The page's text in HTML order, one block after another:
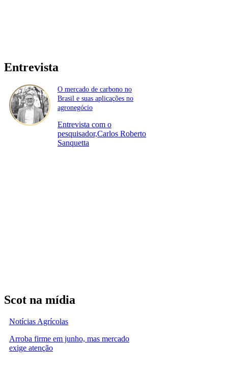
Entrevista
O mercado de carbono no
Brasil e suas aplicações no
agronegócio
Entrevista com o
pesquisador,Carlos Roberto
Sanquetta
Scot na mídia
Notícias Agrícolas
Arroba firme em junho, mas mercado
exige atenção